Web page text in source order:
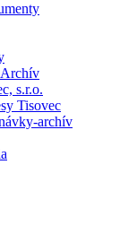
s.r.o.
Tisovec
archív